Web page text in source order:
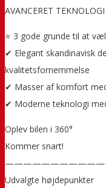
AVANCERET TEKNOLOGI
⭐ 3 gode grunde til at
✔ Elegant skandinavisk
kvalitetsfornemmelse
✔ Masser af komfort
✔ Moderne teknologi
Oplev bilen i 360°
Kommer snart!
Udvalgte højdepunkter